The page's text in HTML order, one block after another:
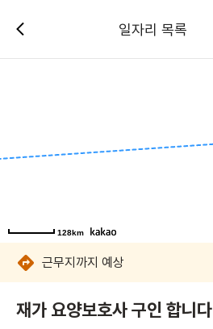
일자리 목록
128km
128km
128km
128km
128km
128km
128km
128km
근무지까지 예상
재가 요양보호사 구인 합니다